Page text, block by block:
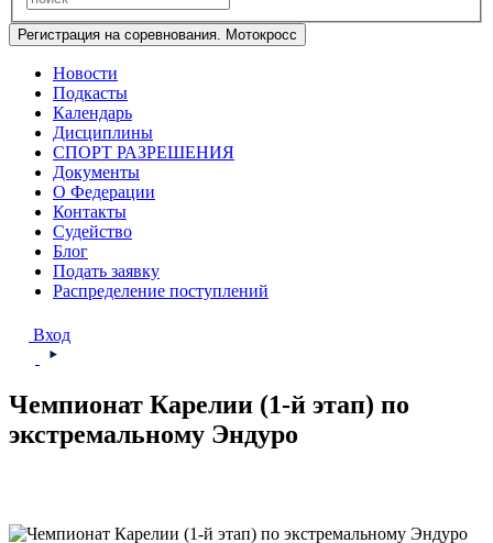
Регистрация на соревнования. Мотокросс
Новости
Подкасты
Календарь
Дисциплины
СПОРТ РАЗРЕШЕНИЯ
Документы
О Федерации
Контакты
Судейство
Блог
Подать заявку
Распределение поступлений
Вход
Чемпионат Карелии (1-й этап) по
экстремальному Эндуро